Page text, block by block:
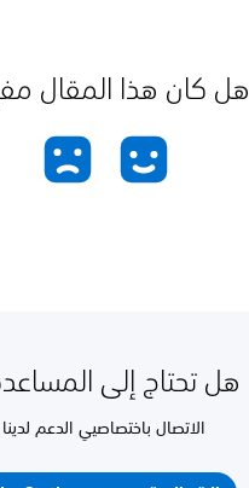
هل كان هذا المقال
هل تحتاج إلى
الاتصال باختصاصيي الدعم لدينا